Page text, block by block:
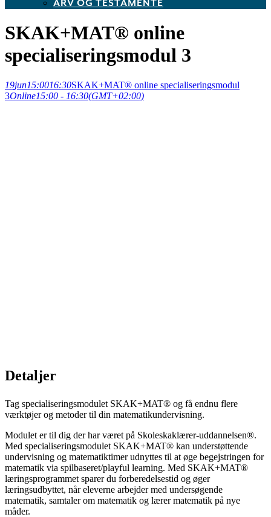
ARV OG TESTAMENTE
SKAK+MAT® online
specialiseringsmodul 3
19jun15:0016:30SKAK+MAT® online specialiseringsmodul
3Online15:00 - 16:30(GMT+02:00)
Detaljer
Tag specialiseringsmodulet SKAK+MAT® og få endnu flere
værktøjer og metoder til din matematikundervisning.
Modulet er til dig der har været på Skoleskaklærer-uddannelsen®.
Med specialiseringsmodulet SKAK+MAT® kan understøttende
undervisning og matematiktimer udnyttes til at øge begejstringen for
matematik via spilbaseret/playful learning. Med SKAK+MAT®
læringsprogrammet sparer du forberedelsestid og øger
læringsudbyttet, når eleverne arbejder med undersøgende
matematik, samtaler om matematik og lærer matematik på nye
måder.